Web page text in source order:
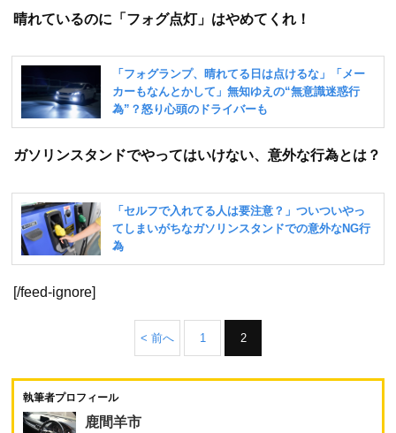
晴れているのに「フォグ点灯」はやめてくれ！
ガソリンスタンドでやってはいけない、意外な行為とは？
[/feed-ignore]
< 前へ 1 2
執筆者プロフィール
鹿間羊市